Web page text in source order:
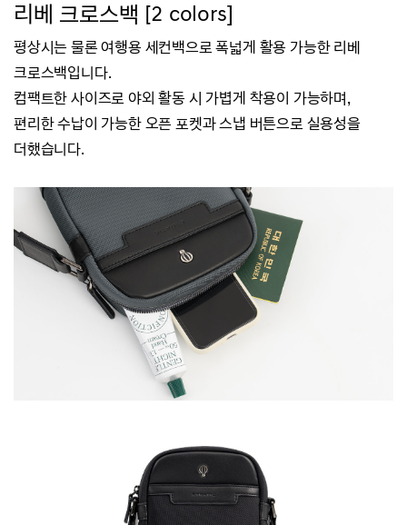
리베 크로스백 [2 colors]
평상시는 물론 여행용 세컨백으로 폭넓게 활용 가능한 리베
크로스백입니다.
컴팩트한 사이즈로 야외 활동 시 가볍게 착용이 가능하며,
편리한 수납이 가능한 오픈 포켓과 스냅 버튼으로 실용성을
더했습니다.